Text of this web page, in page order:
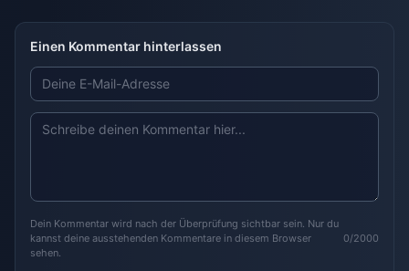
Einen Kommentar hinterlassen
Dein Kommentar wird nach der Überprüfung sichtbar sein. Nur du
kannst deine ausstehenden Kommentare in diesem Browser
sehen.
0/2000